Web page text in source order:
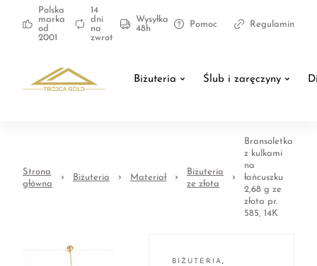
Polska
marka
od
2001
14
dni
na
zwrot
Wysyłka
48h
Pomoc Regulamin
Biżuteria Ślub i zaręczyny
Strona
główna
Biżuteria Materiał
Biżuteria
ze złota
Bransoletka
z kulkami
na
łańcuszku
2,68 g ze
złota pr.
585, 14K
BIŻUTERIA,